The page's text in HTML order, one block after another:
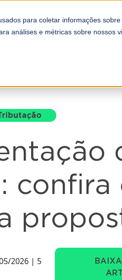
para coletar informações
análises e métricas sobre
COMPLIANCE
da reforma
confira
2026 | 5